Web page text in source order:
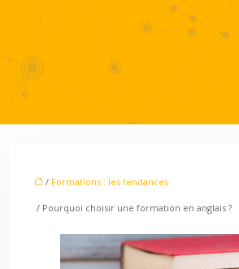
/ Formations : les tendances
/ Pourquoi choisir une formation en anglais ?